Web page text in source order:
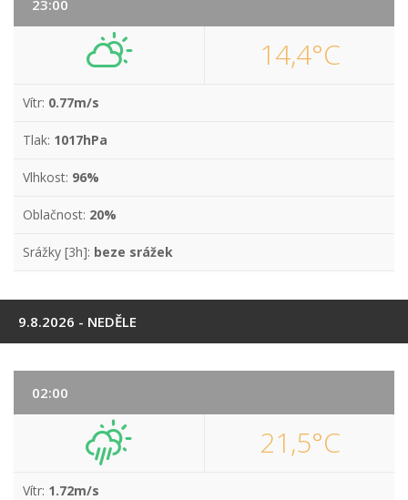
23:00
14,4°C
Vítr: 0.77m/s
Tlak: 1017hPa
Vlhkost: 96%
Oblačnost: 20%
Srážky [3h]: beze srážek
9.8.2026 - NEDĚLE
02:00
21,5°C
Vítr: 1.72m/s